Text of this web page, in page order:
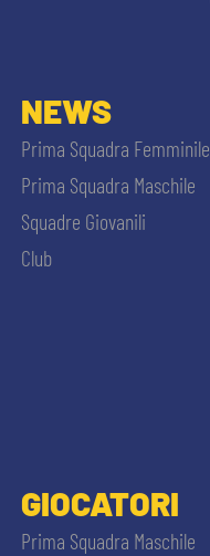
NEWS
Prima Squadra Femminile
Prima Squadra Maschile
Squadre Giovanili
Club
GIOCATORI
Prima Squadra Maschile